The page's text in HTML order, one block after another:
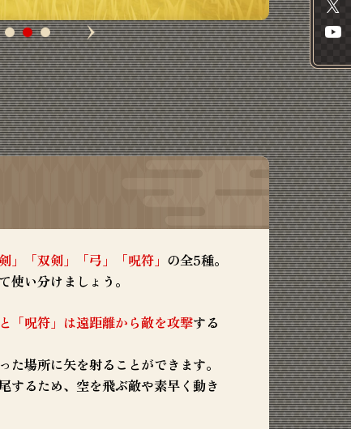
」「双剣」「弓」「呪符」 の全5種。
使い分けましょう。
と「呪符」は遠距離から敵を攻撃する
た場所に矢を射ることができます。
するため、空を飛ぶ敵や素早く動き